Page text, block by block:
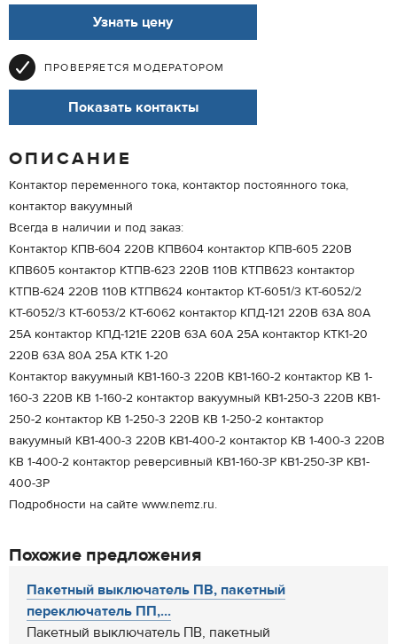
Узнать цену
ПРОВЕРЯЕТСЯ МОДЕРАТОРОМ
Показать контакты
ОПИСАНИЕ
Контактор переменного тока, контактор постоянного тока,
контактор вакуумный
Всегда в наличии и под заказ:
Контактор КПВ-604 220В КПВ604 контактор КПВ-605 220В
КПВ605 контактор КТПВ-623 220В 110В КТПВ623 контактор
КТПВ-624 220В 110В КТПВ624 контактор КТ-6051/3 КТ-6052/2
КТ-6052/3 КТ-6053/2 КТ-6062 контактор КПД-121 220В 63А 80А
25А контактор КПД-121Е 220В 63А 60А 25А контактор КТК1-20
220В 63А 80А 25А КТК 1-20
Контактор вакуумный КВ1-160-3 220В КВ1-160-2 контактор КВ 1-
160-3 220В КВ 1-160-2 контактор вакуумный КВ1-250-3 220В КВ1-
250-2 контактор КВ 1-250-3 220В КВ 1-250-2 контактор
вакуумный КВ1-400-3 220В КВ1-400-2 контактор КВ 1-400-3 220В
КВ 1-400-2 контактор реверсивный КВ1-160-3Р КВ1-250-3Р КВ1-
400-3Р
Подробности на сайте www.nemz.ru.
Похожие предложения
Пакетный выключатель ПВ, пакетный
переключатель ПП,...
Пакетный выключатель ПВ, пакетный